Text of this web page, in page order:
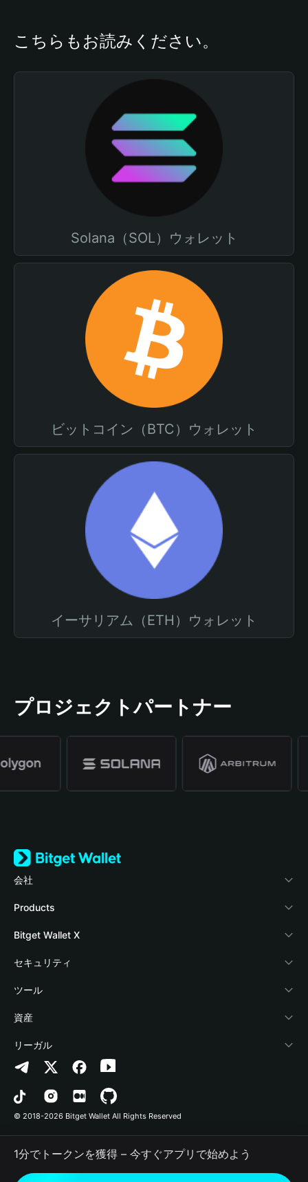
こちらもお読みください。
Solana（SOL）ウォレット
ビットコイン（BTC）ウォレット
イーサリアム（ETH）ウォレット
プロジェクトパートナー
会社
Bitget Walletについて
ブログ
アカデミー
暗号資産ニュース
Help Center
お問い合わせ
ブランドリソース
キャリア
Products
Crypto Card
Stablecoin Earn
Payfi Crypto
Crypto Swap API
Altcoin Season Index
Prediction Markets
DApp
RWA
Bitget Wallet X
デベロッパー
ウォレットを接続
Bitget Wallet Pay
プロジェクトを掲載
セキュリティ
保護基金
セキュリティ技術
ツール
暗号資産を購入
認証検出
コントラクト検出
一括送金
資産
Arbitrum
Avalanche
Bitcoin
Polygon
リーガル
プライバシーポリシー
利用規約
© 2018-2026 Bitget Wallet All Rights Reserved
1分でトークンを獲得 – 今すぐアプリで始めよう